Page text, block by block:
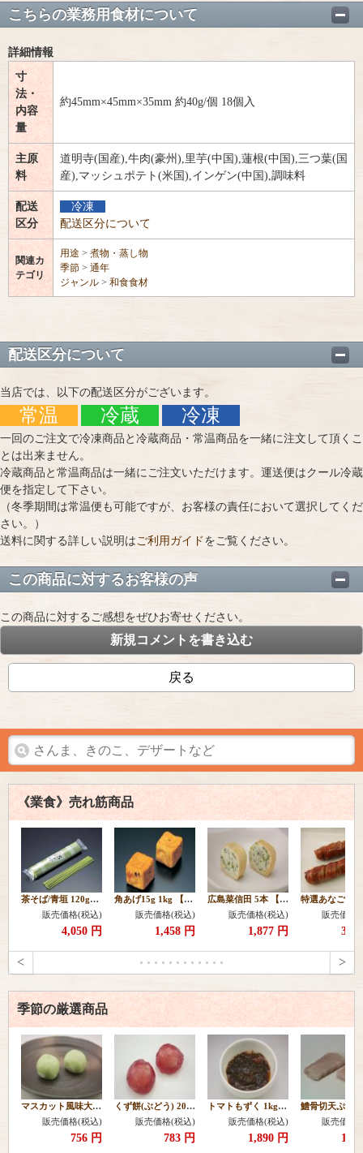
こちらの業務用食材について
詳細情報
寸
法・
内容
量
約45mm×45mm×35mm 約40g/個 18個入
主原
料
道明寺(国産),牛肉(豪州),里芋(中国),蓮根(中国),三つ葉(国
産),マッシュポテト(米国),インゲン(中国),調味料
配送
区分
冷凍
配送区分について
関連カ
テゴリ
用途 > 煮物・蒸し物
季節 > 通年
ジャンル > 和食食材
配送区分について
当店では、以下の配送区分がございます。
常温 冷蔵 冷凍
一回のご注文で冷凍商品と冷蔵商品・常温商品を一緒に注文して頂くこ
とは出来ません。
冷蔵商品と常温商品は一緒にご注文いただけます。運送便はクール冷蔵
便を指定して下さい。
（冬季期間は常温便も可能ですが、お客様の責任において選択してくだ
さい。）
送料に関する詳しい説明はご利用ガイド をご覧ください。
この商品に対するお客様の声
この商品に対するご感想をぜひお寄せください。
新規コメントを書き込む
戻る
《業食》売れ筋商品
茶そば/青垣 120g×10本 【常温】
販売価格(税込)
4,050 円
角あげ15g 1kg 【冷凍】
販売価格(税込)
1,458 円
広島菜信田 5本 【冷凍】
販売価格(税込)
1,877 円
販売価格(
< >
季節の厳選商品
マスカット風味大福20ヶ 【冷凍】
販売価格(税込)
756 円
くず餅(ぶどう) 20g 20個 【冷凍】
販売価格(税込)
783 円
トマトもずく 1kg 【冷凍】
販売価格(税込)
1,890 円
販売価格(